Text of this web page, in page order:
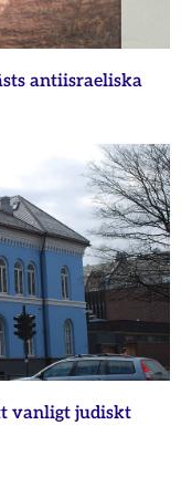
antiisraeliska
vanligt judiskt